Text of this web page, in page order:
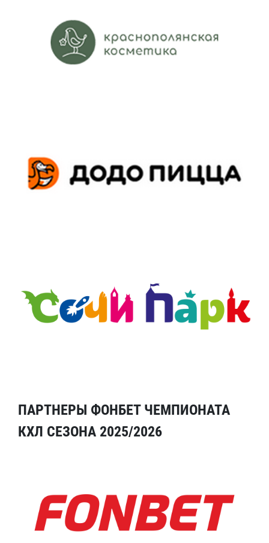
ПАРТНЕРЫ ФОНБЕТ ЧЕМПИОНАТА
КХЛ СЕЗОНА 2025/2026